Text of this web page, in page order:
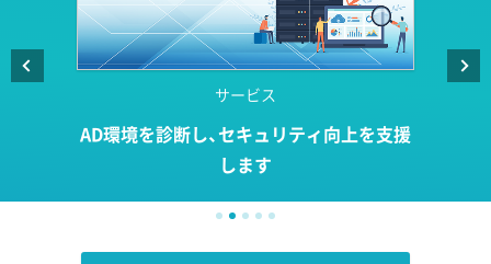
サービス
AD環境を診断し、セキュリティ向上を支援
します